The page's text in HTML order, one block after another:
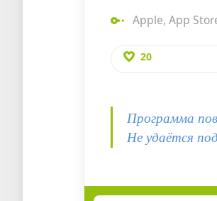
Apple,App
20
Программа
Не удаётся